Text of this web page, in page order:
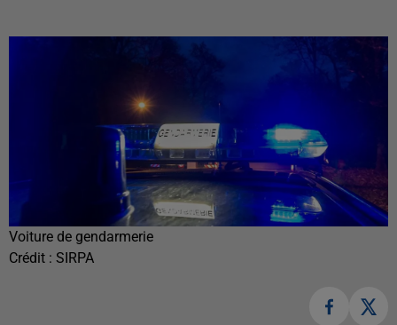
Voiture de gendarmerie
Crédit : SIRPA